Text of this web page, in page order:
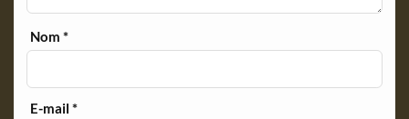
Nom*
E-mail*